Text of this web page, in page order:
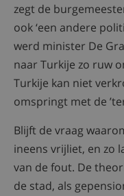
zegt de
ook ‘een andere
werd minister De
naar Turkije zo ruw
Turkije kan niet
omspringt met de
Blijft de vraag
ineens vrijliet, en zo
van de fout. De
de stad, als